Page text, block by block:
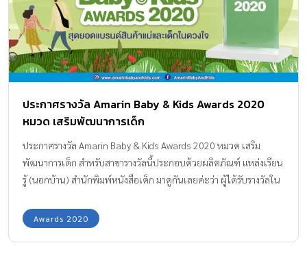
ประกาศรางวัล Amarin Baby & Kids Awards 2020
หมวด เสริมพัฒนาการเด็ก
ประกาศรางวัล Amarin Baby & Kids Awards 2020 หมวด เสริม
พัฒนาการเด็ก สำหรับสาขารางวัลนี้ประกอบด้วยผลิตภัณฑ์ แหล่งเรียน
รู้ (นอกบ้าน) สำนักพิมพ์หนังสือเด็ก มาดูกันเลยค่ะว่า ผู้ได้รับรางวัลใน
CHOICE: BEST OUTDOOR-LEARNING FOR KIDS สนามเด็กเล่นในร่มที่
เปิดโอกาสให้เด็กๆ ได้เล่นสนุกกันอย่างเต็มที่ ผ่านเครื่องเล่นหลาก
Awards 2020